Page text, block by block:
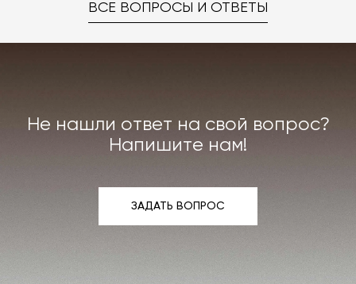
ВСЕ ВОПРОСЫ И ОТВЕТЫ
Не нашли ответ на свой вопрос?
Напишите нам!
ЗАДАТЬ ВОПРОС